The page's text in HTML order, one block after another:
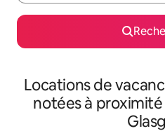
Locations de
notées à